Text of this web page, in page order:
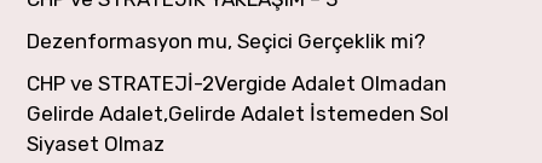
Dezenformasyon mu, Seçici Gerçeklik mi?
CHP ve STRATEJİ-2Vergide Adalet Olmadan
Gelirde Adalet,Gelirde Adalet İstemeden Sol
Siyaset Olmaz